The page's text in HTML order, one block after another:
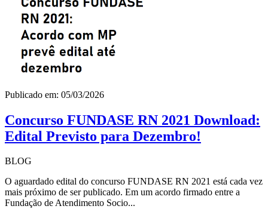
Publicado em: 05/03/2026
Concurso FUNDASE RN 2021 Download:
Edital Previsto para Dezembro!
BLOG
O aguardado edital do concurso FUNDASE RN 2021 está cada vez
mais próximo de ser publicado. Em um acordo firmado entre a
Fundação de Atendimento Socio...